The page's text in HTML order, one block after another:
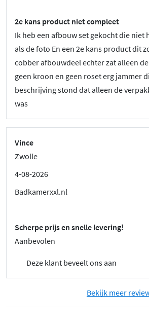
2e kans product niet compleet
Ik heb een afbouw set gekocht die niet
als de foto En een 2e kans product dit
cobber afbouwdeel echter zat alleen
geen kroon en geen roset erg jammer
beschrijving stond dat alleen de
was
Vince
Zwolle
4-08-2026
Badkamerxxl.nl
Scherpe prijs en snelle levering!
Aanbevolen
Deze klant beveelt ons aan
Bekijk meer